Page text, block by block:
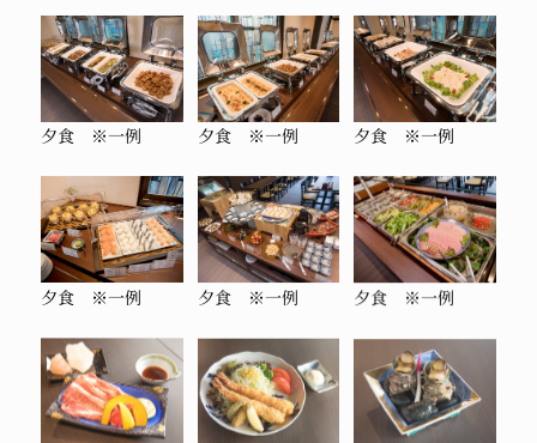
夕食 ※一例 夕食 ※一例 夕食 ※一例
夕食 ※一例 夕食 ※一例 夕食 ※一例